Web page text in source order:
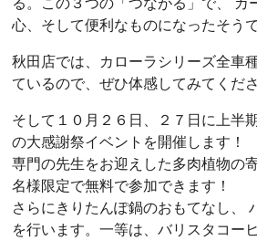
心、そして便利なものになったそう
秋田店では、カローラシリーズ全車
ているので、ぜひ体感してみてくださ
そして１０月２６日、２７日に上半
の大感謝祭イベントを開催します！
専門の先生をお迎えした多肉植物の
名様限定で無料で参加できます！
さらにきりたんぽ鍋のおもてなし、
を行います。一等は、バリスタコー